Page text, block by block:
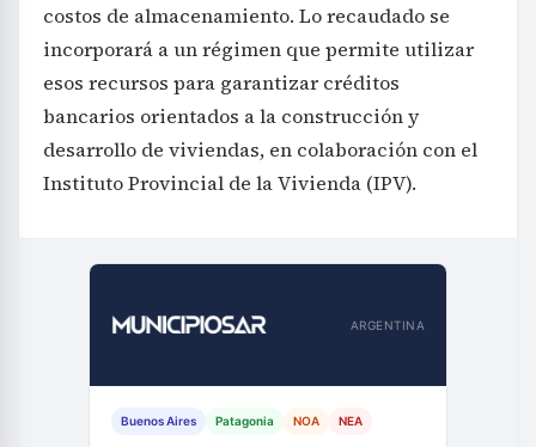
costos de almacenamiento. Lo recaudado se
incorporará a un régimen que permite utilizar
esos recursos para garantizar créditos
bancarios orientados a la construcción y
desarrollo de viviendas, en colaboración con el
Instituto Provincial de la Vivienda (IPV).
ARGENTINA
Buenos Aires Patagonia NOA NEA